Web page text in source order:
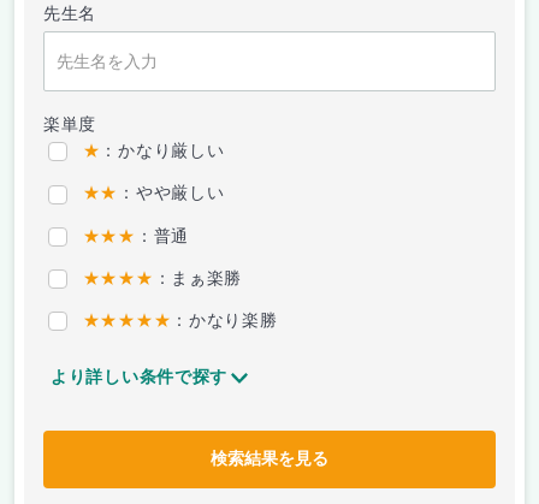
先生名
楽単度
★ ：かなり厳しい
★★ ：やや厳しい
★★★ ：普通
★★★★ ：まぁ楽勝
★★★★★ ：かなり楽勝
より詳しい条件で探す
検索結果を見る